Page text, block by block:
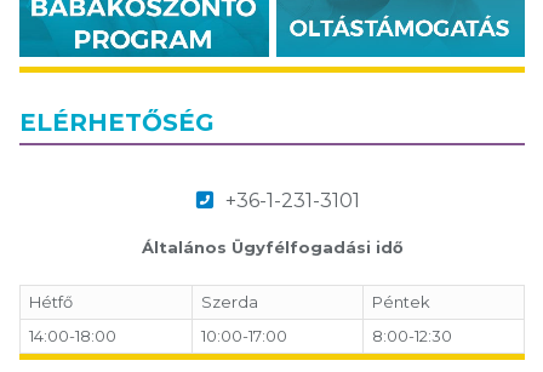
ELÉRHETŐSÉG
+36-1-231-3101
Általános Ügyfélfogadási idő
Hétfő Szerda
Péntek
14:00-18:00
10:00-17:00 8:00-12:30